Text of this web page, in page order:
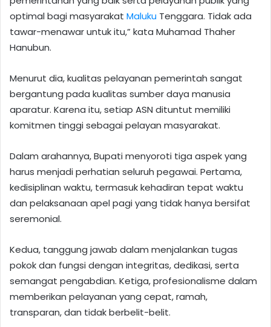
optimal bagi masyarakat Maluku Tenggara. Tidak ada
tawar-menawar untuk itu,” kata Muhamad Thaher
Hanubun.
Menurut dia, kualitas pelayanan pemerintah sangat
bergantung pada kualitas sumber daya manusia
aparatur. Karena itu, setiap ASN dituntut memiliki
komitmen tinggi sebagai pelayan masyarakat.
Dalam arahannya, Bupati menyoroti tiga aspek yang
harus menjadi perhatian seluruh pegawai. Pertama,
kedisiplinan waktu, termasuk kehadiran tepat waktu
dan pelaksanaan apel pagi yang tidak hanya bersifat
seremonial.
Kedua, tanggung jawab dalam menjalankan tugas
pokok dan fungsi dengan integritas, dedikasi, serta
semangat pengabdian. Ketiga, profesionalisme dalam
memberikan pelayanan yang cepat, ramah,
transparan, dan tidak berbelit-belit.